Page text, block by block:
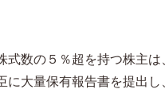
式数の５％超を持つ株主
に大量保有報告書を提出